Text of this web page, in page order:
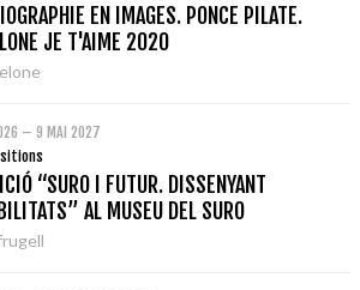
EN IMAGES. PONCE PILATE.
JE T'AIME 2020
– 9 MAI 2027
“SURO I FUTUR. DISSENYANT
AL MUSEU DEL SURO